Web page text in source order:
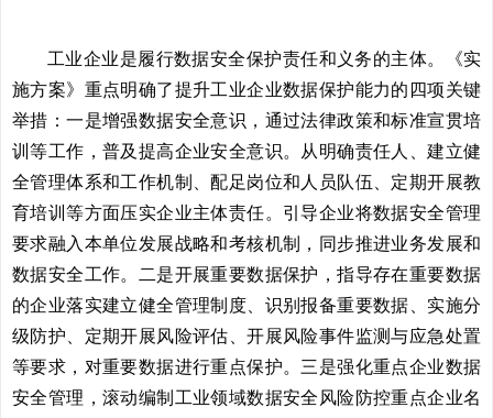
工业企业是履行数据安全保护责任和义务的主体。《实
施方案》重点明确了提升工业企业数据保护能力的四项关键
举措：一是增强数据安全意识，通过法律政策和标准宣贯培
训等工作，普及提高企业安全意识。从明确责任人、建立健
全管理体系和工作机制、配足岗位和人员队伍、定期开展教
育培训等方面压实企业主体责任。引导企业将数据安全管理
要求融入本单位发展战略和考核机制，同步推进业务发展和
数据安全工作。二是开展重要数据保护，指导存在重要数据
的企业落实建立健全管理制度、识别报备重要数据、实施分
级防护、定期开展风险评估、开展风险事件监测与应急处置
等要求，对重要数据进行重点保护。三是强化重点企业数据
安全管理，滚动编制工业领域数据安全风险防控重点企业名